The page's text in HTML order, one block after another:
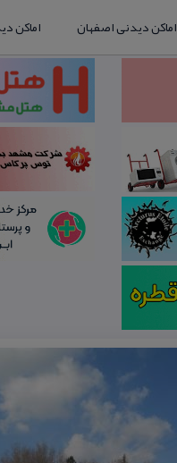
اماکن دیدنی اصفهان اماکن